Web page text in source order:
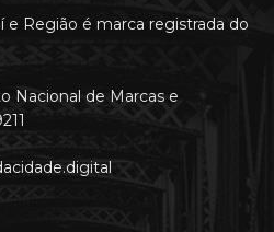
e Região é marca registrada do
Nacional de Marcas e